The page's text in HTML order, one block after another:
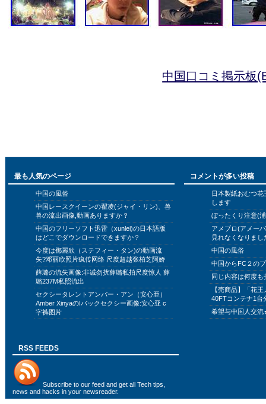
中国口コミ掲示板
最も人気のページ
中国の風俗
中国レースクイーンの翟凌(ジャイ・リン)、兽
兽の流出画像,動画ありますか？
中国のフリーソフト迅雷（xunlei)の日本語版
はどこでダウンロードできますか？
今度は鄧麗欣（ステフィー・タン)の動画流
失?邓丽欣照片疯传网络 尺度超越张柏芝阿娇
薛璐の流失画像:非诚勿扰薛璐私拍尺度惊人 薛
璐237M私照流出
セクシータレントアンバー・アン（安心亜）
Amber XinyaのIバックセクシー画像:安心亚 c
字裤图片
コメントが多い投稿
日本製紙おむつ
します
ぼったくり注意(
アメブロ(アメー
見れなくなりまし
中国の風俗
中国からFC２の
同じ内容は何度
【売商品】「花
40FTコンテナ1台
希望与中国人交
RSS FEEDS
Subscribe to our feed and get all Tech tips,
news and hacks in your newsreader.